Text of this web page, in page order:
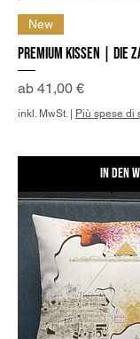
New
Premium Kissen |
ab 41,00 €
Sale-Preis
inkl. MwSt.| Più spese di
In den